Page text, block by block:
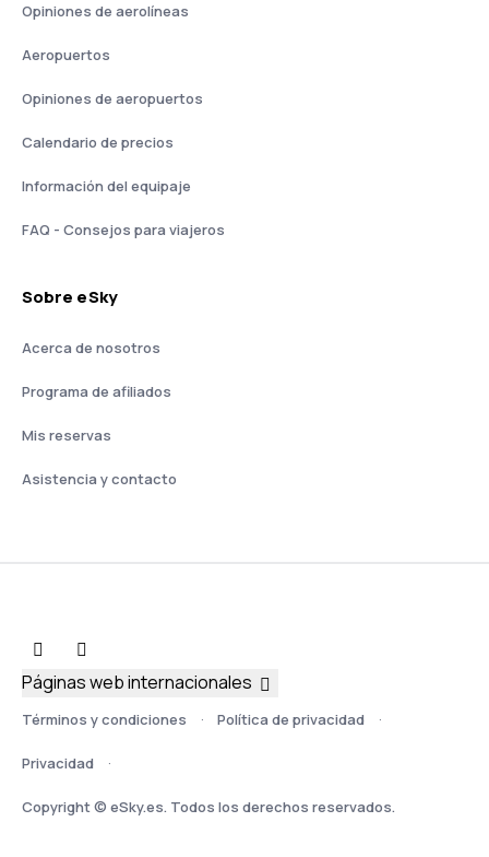
Opiniones de aerolíneas
Aeropuertos
Opiniones de aeropuertos
Calendario de precios
Información del equipaje
FAQ - Consejos para viajeros
Sobre eSky
Acerca de nosotros
Programa de afiliados
Mis reservas
Asistencia y contacto
Términos y condiciones Política de privacidad
Privacidad
Copyright © eSky.es. Todos los derechos reservados.
Páginas web internacionales